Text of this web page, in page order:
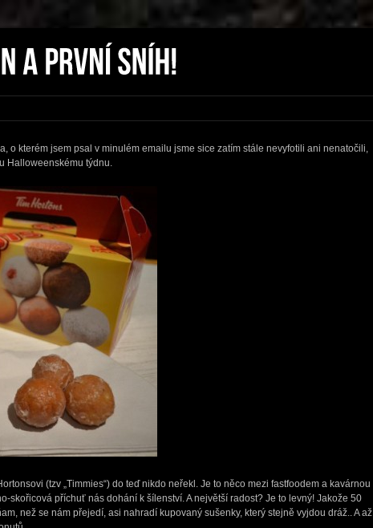
o kterém jsem psal v minulém emailu jsme sice zatím stále nevyfotili ani nenatočili,
Halloweenskému týdnu.
(tzv „Timmies“) do teď nikdo neřekl. Je to něco mezi fastfoodem a kavárnou
skořicová příchuť nás dohání k šílenství. A největší radost? Je to levný! Jakože 50
než se nám přejedí, asi nahradí kupovaný sušenky, který stejně vyjdou dráž.. A až